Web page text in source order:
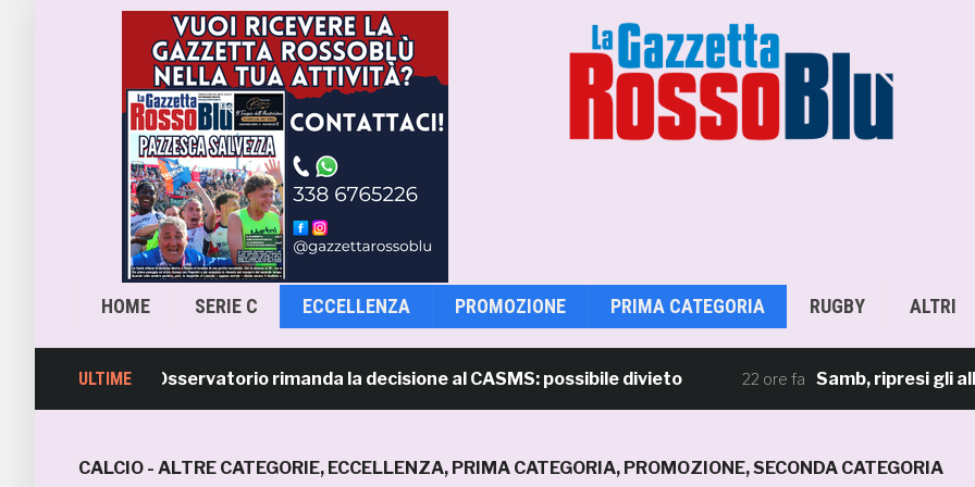
HOME SERIE C ECCELLENZA PROMOZIONE PRIMA CATEGORIA RUGBY ALTRI
ULTIME
Samb, l’Osservatorio rimanda la decisione al CASMS: possibile divieto 22 ore fa Samb, ripresi gli
CALCIO - ALTRE CATEGORIE, ECCELLENZA, PRIMA CATEGORIA, PROMOZIONE,SECONDA CATEGORIA